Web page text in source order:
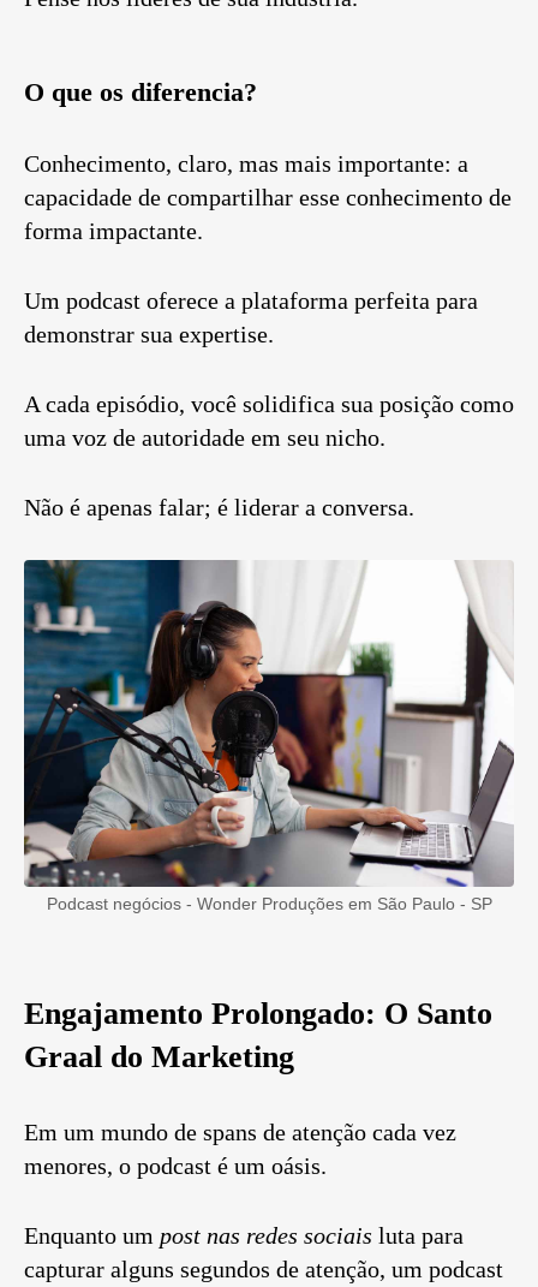
O que os diferencia?
Conhecimento, claro, mas mais importante: a
capacidade de compartilhar esse conhecimento de
forma impactante.
Um podcast oferece a plataforma perfeita para
demonstrar sua expertise.
A cada episódio, você solidifica sua posição como
uma voz de autoridade em seu nicho.
Não é apenas falar; é liderar a conversa.
Podcast negócios - Wonder Produções em São Paulo - SP
Engajamento Prolongado: O Santo
Graal do Marketing
Em um mundo de spans de atenção cada vez
menores, o podcast é um oásis.
Enquanto um post nas redes sociais luta para
capturar alguns segundos de atenção, um podcast